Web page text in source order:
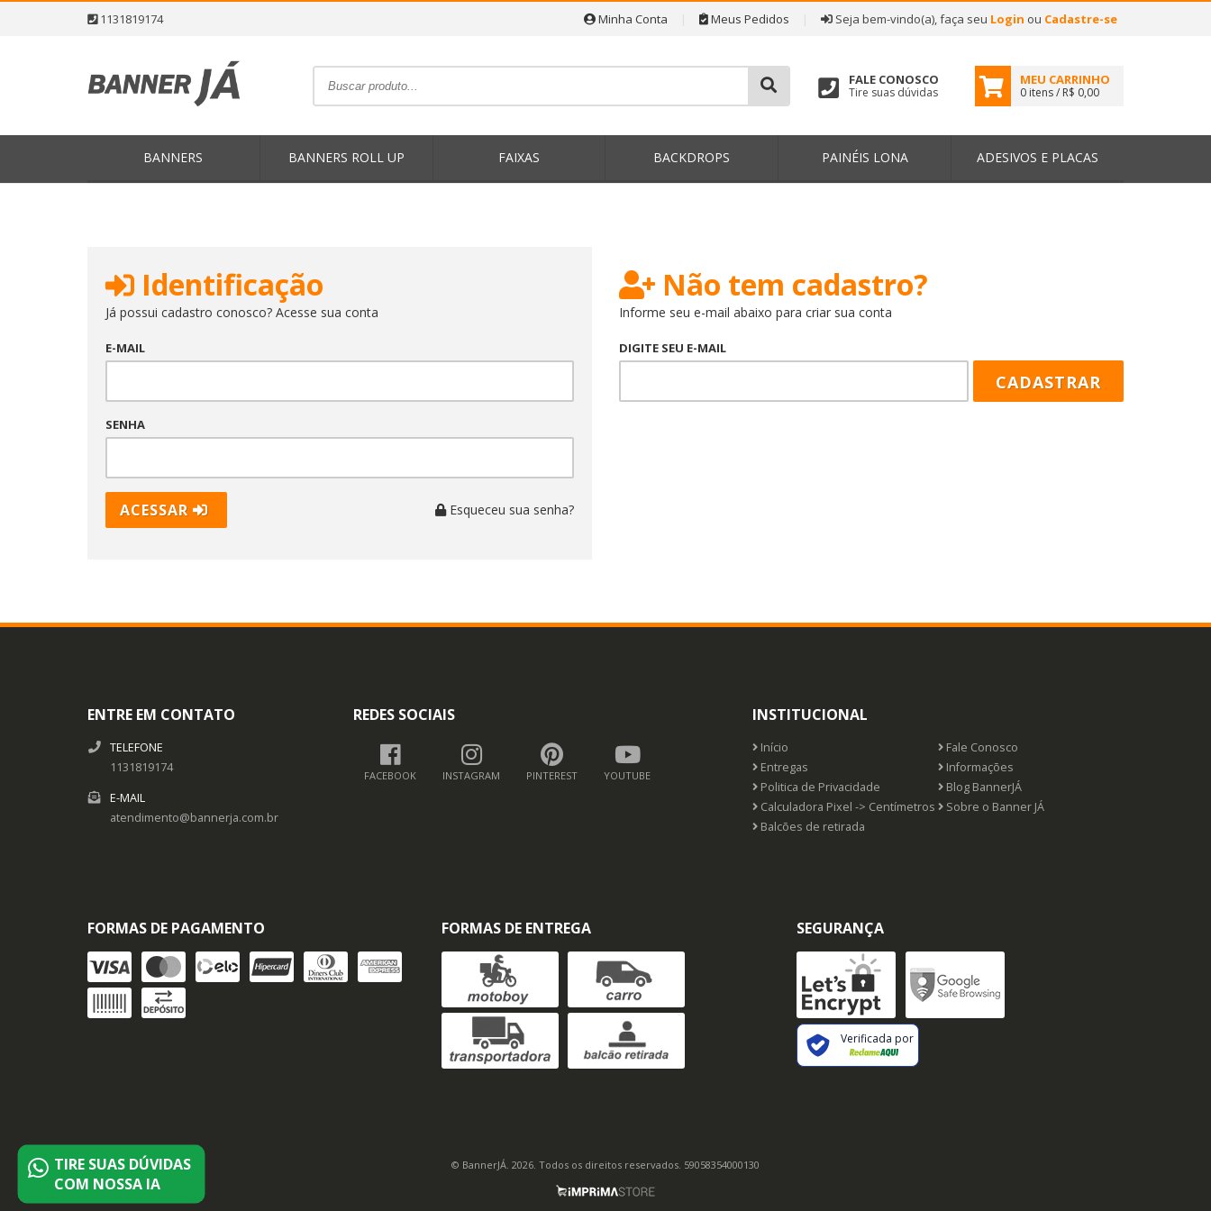
1131819174 Minha Conta Meus Pedidos Seja bem-vindo(a), faça seu Login ou Cadastre-se
FALE CONOSCO
Tire suas dúvidas
MEU CARRINHO
0 itens / R$ 0,00
BANNERS BANNERS ROLL UP FAIXAS BACKDROPS PAINÉIS LONA ADESIVOS E PLACAS
Identificação
Já possui cadastro conosco? Acesse sua conta
E-MAIL
SENHA
ACESSAR Esqueceu sua senha?
Não tem cadastro?
Informe seu e-mail abaixo para criar sua conta
DIGITE SEU E-MAIL
CADASTRAR
ENTRE EM CONTATO
TELEFONE
1131819174
E-MAIL
atendimento@bannerja.com.br
REDES SOCIAIS
FACEBOOK INSTAGRAM PINTEREST YOUTUBE
INSTITUCIONAL
Início
Fale Conosco
Entregas
Informações
Politica de Privacidade
Blog BannerJÁ
Calculadora Pixel -> Centímetros Sobre o Banner JÁ
Balcões de retirada
FORMAS DE PAGAMENTO FORMAS DE ENTREGA SEGURANÇA
Verificada por
© BannerJÁ. 2026. Todos os direitos reservados. 59058354000130
TIRE SUAS DÚVIDAS
COM NOSSA IA